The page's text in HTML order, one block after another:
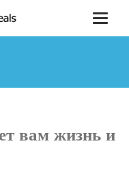
вам жизнь и